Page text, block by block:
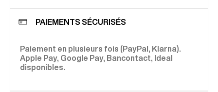
PAIEMENTS SÉCURISÉS
Paiement en plusieurs fois (PayPal, Klarna).
Apple Pay, Google Pay, Bancontact, Ideal
disponibles.